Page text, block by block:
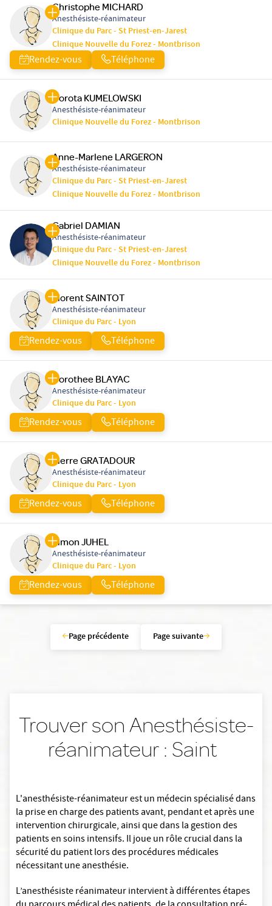
Christophe MICHARD
Anesthésiste-réanimateur
Clinique du Parc - St Priest-en-Jarest
Clinique Nouvelle du Forez - Montbrison
Rendez-vous Téléphone
Dorota KUMELOWSKI
Anesthésiste-réanimateur
Clinique Nouvelle du Forez - Montbrison
Anne-Marlene LARGERON
Anesthésiste-réanimateur
Clinique du Parc - St Priest-en-Jarest
Clinique Nouvelle du Forez - Montbrison
Gabriel DAMIAN
Anesthésiste-réanimateur
Clinique du Parc - St Priest-en-Jarest
Clinique Nouvelle du Forez - Montbrison
Florent SAINTOT
Anesthésiste-réanimateur
Clinique du Parc - Lyon
Rendez-vous Téléphone
Dorothee BLAYAC
Anesthésiste-réanimateur
Clinique du Parc - Lyon
Rendez-vous Téléphone
Pierre GRATADOUR
Anesthésiste-réanimateur
Clinique du Parc - Lyon
Rendez-vous Téléphone
Simon JUHEL
Anesthésiste-réanimateur
Clinique du Parc - Lyon
Rendez-vous Téléphone
Page précédente Page suivante
Trouver son Anesthésiste-
réanimateur : Saint
L'anesthésiste-réanimateur est un médecin spécialisé dans
la prise en charge des patients avant, pendant et après une
intervention chirurgicale, ainsi que dans la gestion des
patients en soins intensifs. Il joue un rôle crucial dans la
sécurité du patient lors des procédures médicales
nécessitant une anesthésie.
L’anesthésiste réanimateur intervient à différentes étapes